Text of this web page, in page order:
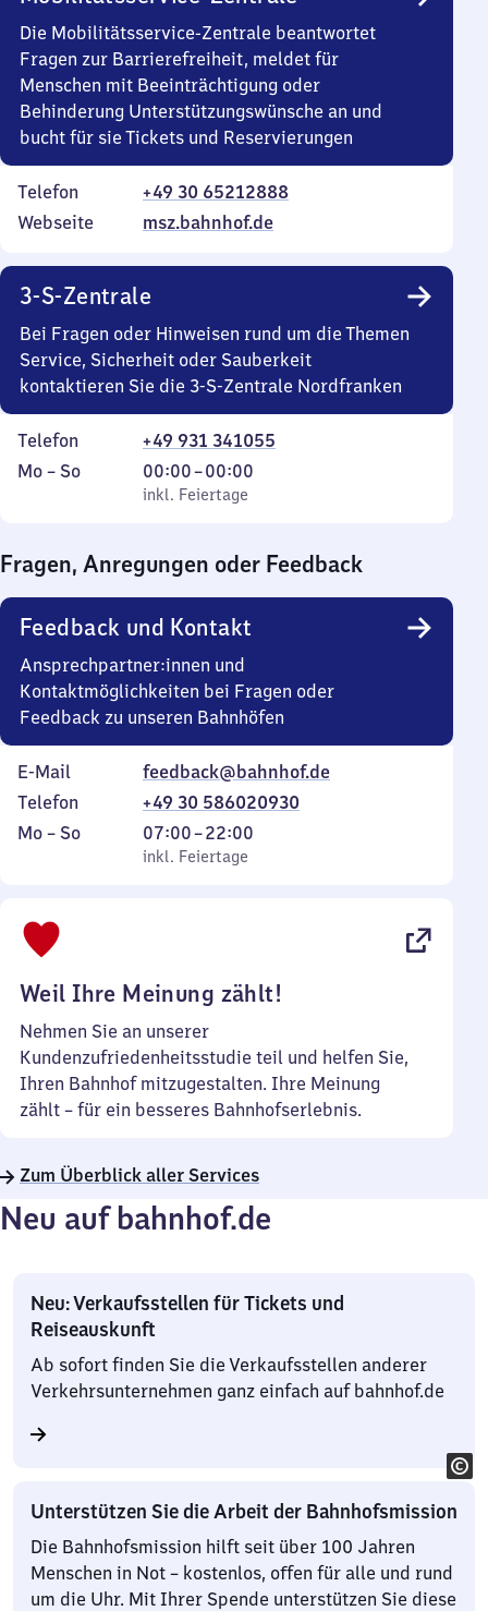
Die Mobilitätsservice-Zentrale beantwortet
Fragen zur Barrierefreiheit, meldet für
Menschen mit Beeinträchtigung oder
Behinderung Unterstützungswünsche an und
bucht für sie Tickets und Reservierungen
Telefon
+49 30 65212888
Webseite
msz.bahnhof.de
3-S-Zentrale
Bei Fragen oder Hinweisen rund um die Themen
Service, Sicherheit oder Sauberkeit
kontaktieren Sie die 3-S-Zentrale Nordfranken
Telefon
+49 931 341055
Montag
Mo – So,
inkl. Feiertage
00:00–00:00
Von
0
0
Uhr
inkl. Feiertage
Fragen, Anregungen oder Feedback
Feedback und Kontakt
Ansprechpartner:innen und
Kontaktmöglichkeiten bei Fragen oder
Feedback zu unseren Bahnhöfen
E-Mail
feedback@bahnhof.de
Telefon
+49 30 586020930
Montag
Mo – So,
inkl. Feiertage
07:00–22:00
Von
7
inkl. Feiertage
Weil Ihre Meinung zählt!
Nehmen Sie an unserer
Kundenzufriedenheitsstudie teil und helfen Sie,
Ihren Bahnhof mitzugestalten. Ihre Meinung
zählt – für ein besseres Bahnhofserlebnis.
Zum Überblick aller Services
Neu auf bahnhof.de
Neu: Verkaufsstellen für Tickets und
Reiseauskunft
Ab sofort finden Sie die Verkaufsstellen anderer
Verkehrsunternehmen ganz einfach auf bahnhof.de
Unterstützen Sie die Arbeit der Bahnhofsmission
Die Bahnhofsmission hilft seit über 100 Jahren
Menschen in Not – kostenlos, offen für alle und rund
um die Uhr. Mit Ihrer Spende unterstützen Sie diese